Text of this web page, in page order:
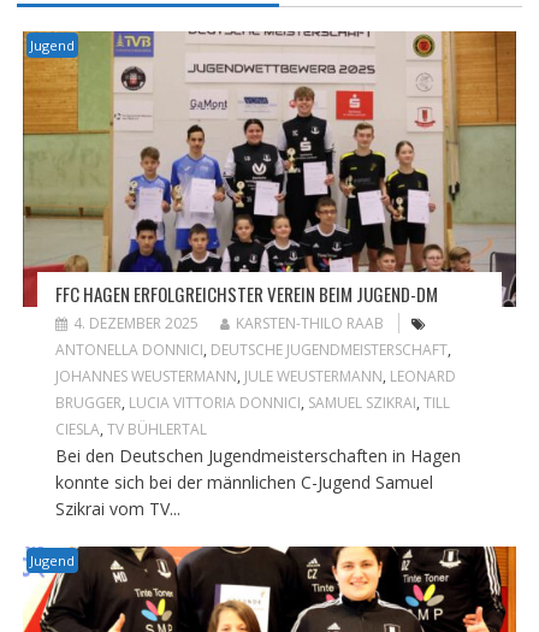
Jugend
FFC HAGEN ERFOLGREICHSTER VEREIN BEIM JUGEND-DM
4. DEZEMBER 2025
KARSTEN-THILO RAAB
ANTONELLA DONNICI, DEUTSCHE JUGENDMEISTERSCHAFT,
JOHANNES WEUSTERMANN, JULE WEUSTERMANN, LEONARD
BRUGGER, LUCIA VITTORIA DONNICI, SAMUEL SZIKRAI, TILL
CIESLA, TV BÜHLERTAL
Bei den Deutschen Jugendmeisterschaften in Hagen
konnte sich bei der männlichen C-Jugend Samuel
Szikrai vom TV...
Jugend